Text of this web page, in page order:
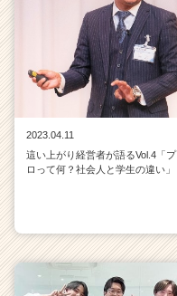
2023.04.11
這い上がり経営者が語るVol.4「プ
ロって何？社会人と学生の違い」